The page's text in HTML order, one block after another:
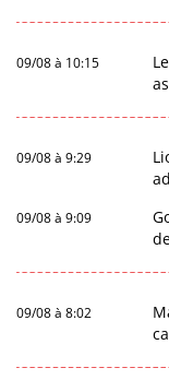
09/08 à 10:15
09/08 à 9:29
09/08 à 9:09
09/08 à 8:02